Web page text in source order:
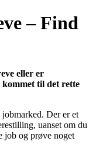
– Find
eller er
kommet til det rette
Der er et
uanset om du
job og prøve noget